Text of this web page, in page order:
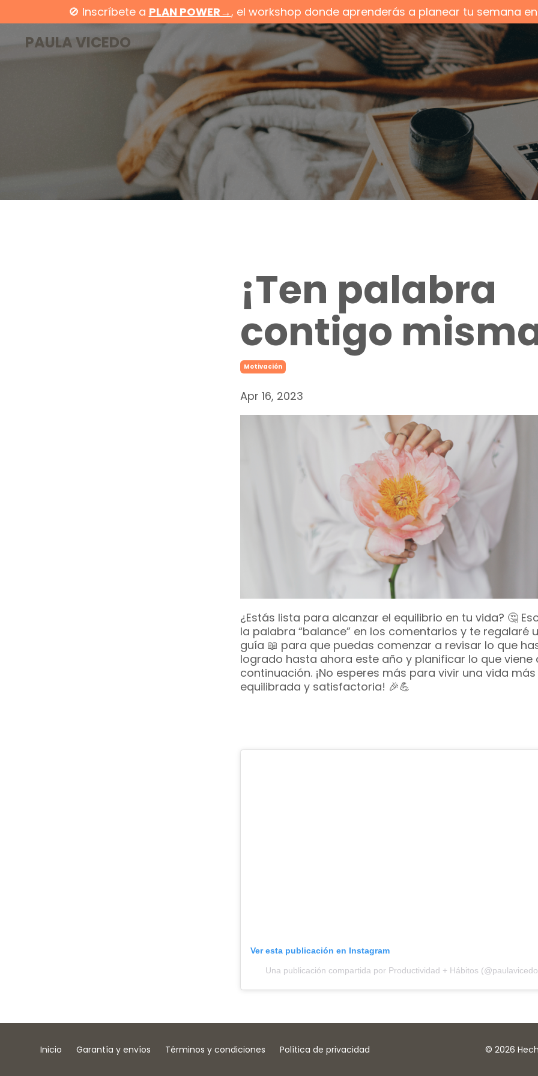
🚫 Inscríbete a PLAN POWER→, el workshop donde aprenderás a planear tu semana
PAULA VICEDO
¡Ten palabra
contigo
Motivación
Apr 16, 2023
¿Estás lista para alcanzar el equilibrio en tu vida? 🤔
la palabra “balance” en los comentarios y te regalaré
guía 📖 para que puedas comenzar a revisar lo que
logrado hasta ahora este año y planificar lo que viene
continuación. ¡No esperes más para vivir una vida más
equilibrada y satisfactoria! 🎉💪
Ver esta publicación en Instagram
Una publicación compartida por Productividad + Hábitos
Inicio Garantía y envíos Términos y condiciones Política de privacidad © 2026